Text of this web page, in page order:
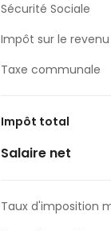
Sécurité Sociale
Impôt sur le revenu
Taxe communale
Impôt total
Salaire net
Taux d'imposition